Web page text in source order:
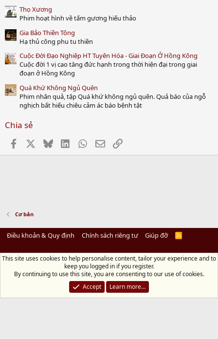
Thọ Xương
Phim hoạt hình về tấm gương hiếu thảo
Gia Bảo Thiền Tông
Hạ thủ công phu tu thiền
Cuộc Đời Đạo Nghiệp HT Tuyên Hóa - Giai Đoạn Ở Hồng Kông
Cuộc đời 1 vị cao tăng đức hạnh trong thời hiện đại trong giai
đoạn ở Hồng Kông
Quá Khứ Không Ngủ Quên
Phim nhân quả, tập Quá khứ không ngủ quên. Quả báo của ngỗ
nghịch bất hiếu chiêu cảm ác báo bệnh tật
Chia sẻ
Facebook BlueskyLinkedInWhatsApp
EmailLink
Cơ bản
Điều khoản & Quy định Chính sách riêng tư Giúp đỡ
R
Diệu Pháp Âm
Chùa Diệu Pháp - Số 72/14 Phú Mỹ, Phú Hòa Đông, Củ Chi, TP.HCM
đồ)
Điện thoại: 028.36208438 | Email: bientap@dieuphapam.net
Chủ Nhiệm: Thích Minh Thiền
This site uses cookies to help personalise content, tailor your experience and to
keep you logged in if you register.
By continuing to use this site, you are consenting to our use of cookies.
Accept
Learn more…